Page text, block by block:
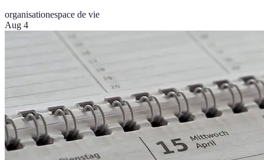
organisationespace de vie
Aug 4